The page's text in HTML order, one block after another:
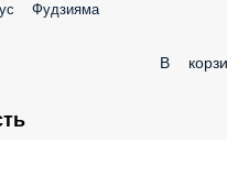
Фудзияма
В